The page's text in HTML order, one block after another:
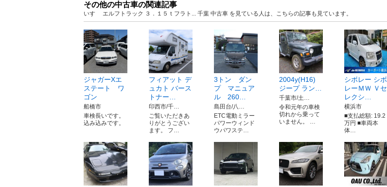
その他の中古車の関連記事
いすゞ エルフトラック ３．１５ｔフラト... 千葉 中古車 を見ている人は、こちらの記事も見ています。
ジャガーXエ
ステート ワ
ゴン
船橋市
車検長いです。
込み込みです。
フィアット デ
ュカト バース
トナー…
印西市/千…
ご覧いただきあ
りがとうござい
ます。 フ…
3トン ダン
プ マニュア
ル 260…
島田台/八…
ETC電動ミラー
パワーウィンド
ウパワステ…
2004y(H16)
ジープ ラン…
千葉市/土…
令和元年の車検
切れから乗って
いません。 …
シボレー シボ
レーＭＷ Ｖセ
レクシ…
横浜市
■支払総額: 19.2
万円 ■車両本
体…